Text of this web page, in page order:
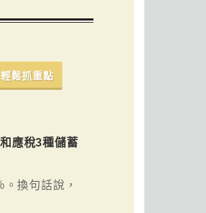
輕鬆抓重點
應稅3種儲蓄
換句話說，